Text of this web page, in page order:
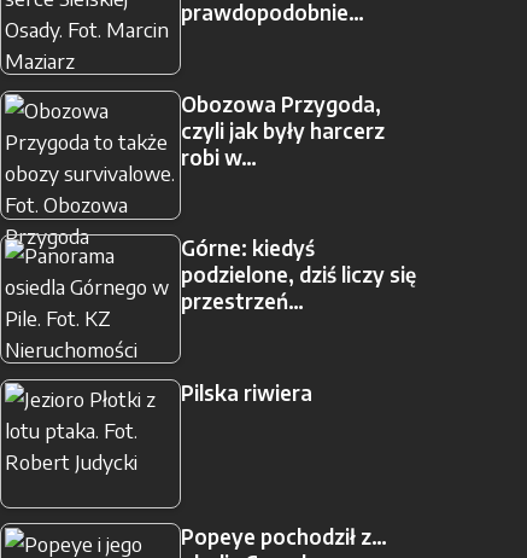
prawdopodobnie…
Obozowa Przygoda,
czyli jak były harcerz
robi w…
Górne: kiedyś
podzielone, dziś liczy się
przestrzeń…
Pilska riwiera
Popeye pochodził z…